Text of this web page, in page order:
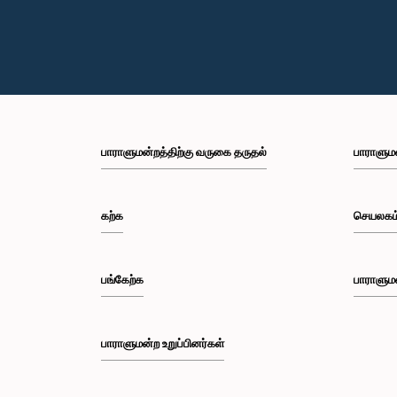
பாராளுமன்றத்திற்கு வருகை தருதல்
கற்க
பங்கேற்க
பாராளுமன்ற உறுப்பினர்கள்